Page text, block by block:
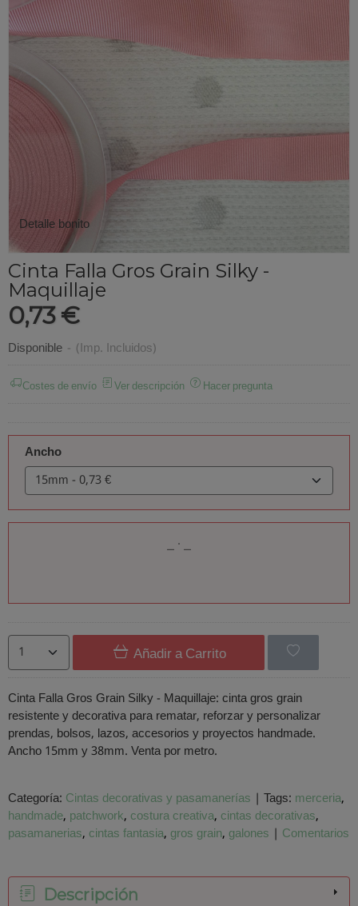
Detalle bonito
Cinta Falla Gros Grain Silky -
Maquillaje
0,73 €
Disponible - (Imp. Incluidos)
Costes de envío Ver descripción Hacer pregunta
Ancho
Añadir a Carrito
Cinta Falla Gros Grain Silky - Maquillaje: cinta gros grain
resistente y decorativa para rematar, reforzar y personalizar
prendas, bolsos, lazos, accesorios y proyectos handmade.
Ancho 15mm y 38mm. Venta por metro.
Categoría: Cintas decorativas y pasamanerías | Tags: merceria
handmade patchwork costura creativa cintas decorativas
pasamanerias cintas fantasia gros grain galones | Comentarios
Descripción